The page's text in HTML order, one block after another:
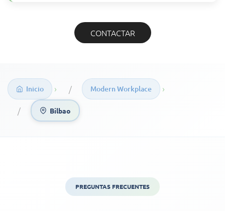
CONTACTAR
Inicio › Modern Workplace ›
Bilbao
PREGUNTAS FRECUENTES